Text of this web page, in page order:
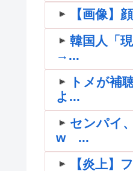
【画像】
韓国人「
→...
トメが補
よ...
センパイ
w ...
【炎上】